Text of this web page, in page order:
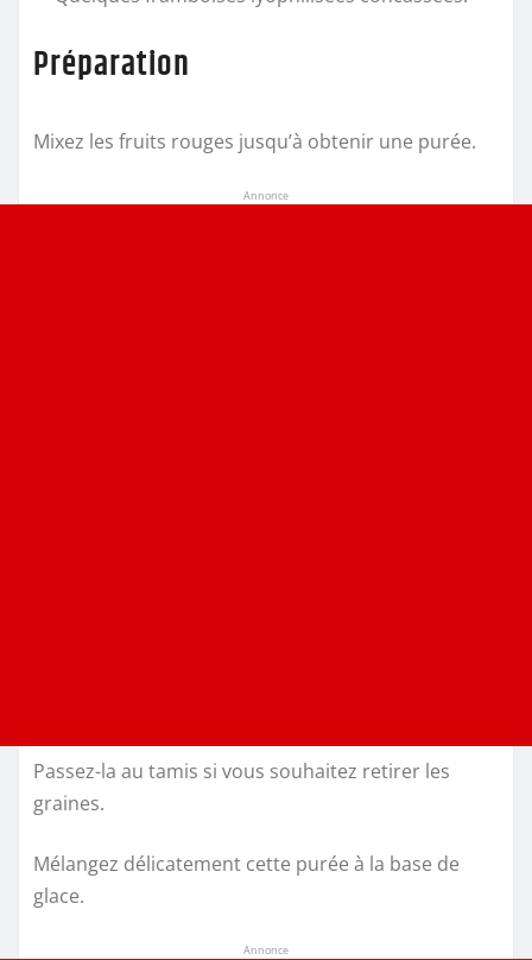
Préparation
Mixez les fruits rouges jusqu’à obtenir une purée.
Annonce
Passez-la au tamis si vous souhaitez retirer les
graines.
Mélangez délicatement cette purée à la base de
glace.
Annonce